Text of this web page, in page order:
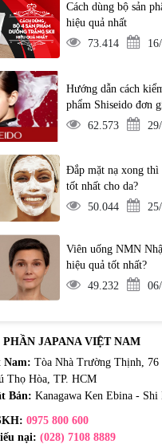
Cách dùng bộ sản
hiệu quả nhất
73.414
Hướng dẫn cách
phẩm Shiseido đơn
62.573
Đắp mặt nạ xong thì
tốt nhất cho da?
50.044
Viên uống NMN
hiệu quả tốt nhất?
49.232
PHẦN JAPANA VIỆT NAM
Nam: Tòa Nhà Trường Thịnh, 76
Thọ Hòa, TP. HCM
Bản: Kanagawa Ken Ebina - Shi
0975 800 600
nại: (028) 7108 8889